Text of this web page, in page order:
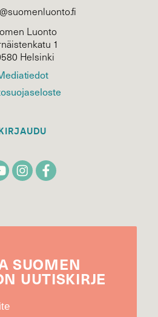
Luonto
1
Helsinki
SUOMEN
UUTIS­KIRJE